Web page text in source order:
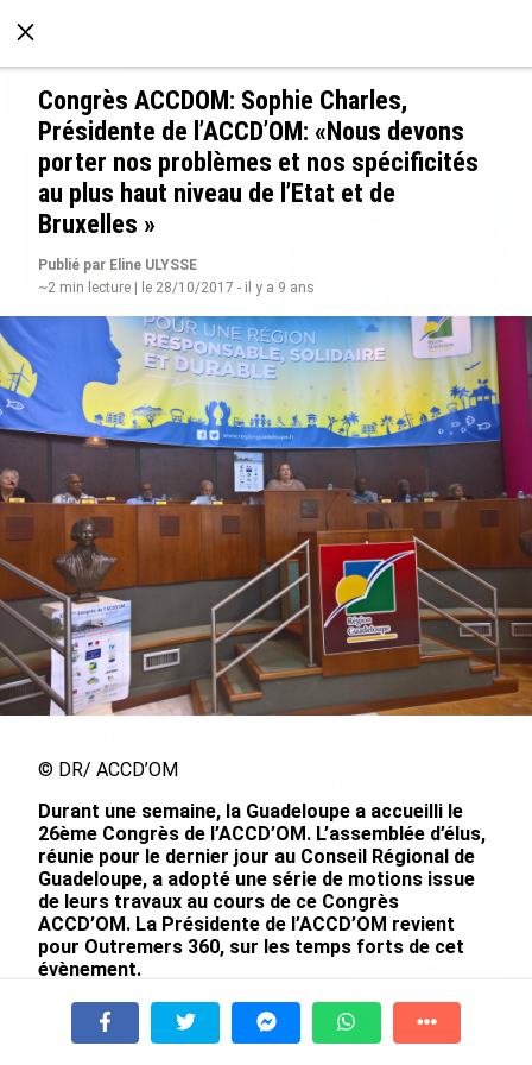
À LA UNE POLITIQUE ECONOMIE
Grandes figures des Outre-mer : Jane et
Paulette Nardal, les sœurs martiniquaises au
cœur du mouvement de la négritude
le 09/08/2026
lieux d’Outre-mer : Nouméa,
une capitale construite par
le bagne, le nickel et le
Pacifique
le 08/08/2026
le 07/08/2026
De Messi à Trump : l’expérience
internationale du Martiniquais Benoît
Etinof au ...
le 07/08/2026
À la une Tv Radio A Propos
Congrès ACCDOM: Sophie Charles,
Présidente de l’ACCD’OM: «Nous devons
porter nos problèmes et nos spécificités
au plus haut niveau de l’Etat et de
Bruxelles »
Publié par Eline ULYSSE
~2 min lecture | le 28/10/2017 - il y a 9 ans
© DR/ ACCD’OM
Durant une semaine, la Guadeloupe a accueilli le
26ème Congrès de l’ACCD’OM. L’assemblée d’élus,
réunie pour le dernier jour au Conseil Régional de
Guadeloupe, a adopté une série de motions issue
de leurs travaux au cours de ce Congrès
ACCD’OM. La Présidente de l’ACCD’OM revient
pour Outremers 360, sur les temps forts de cet
évènement.
Du 21 au 27 octobre, les 180 élus issus des 112
communes d’Outre-mer se sont réunis pour discuter,